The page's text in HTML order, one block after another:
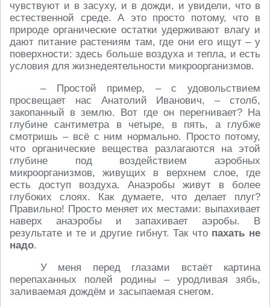
чувствуют и в засуху, и в дожди, и увидели, что в
естественной среде. А это просто потому, что в
природе органические остатки удерживают влагу и
дают питание растениям там, где они его ищут – у
поверхности: здесь больше воздуха и тепла, и есть
условия для жизнедеятельности микроорганизмов.
– Простой пример, – с удовольствием
просвещает нас Анатолий Иванович, – столб,
закопанный в землю. Вот где он перегнивает? На
глубине сантиметра в четыре, в пять, а глубже
смотришь – всё с ним нормально. Просто потому,
что органические вещества разлагаются на этой
глубине под воздействием аэробных
микроорганизмов, живущих в верхнем слое, где
есть доступ воздуха. Анаэробы живут в более
глубоких слоях. Как думаете, что делает плуг?
Правильно! Просто меняет их местами: выпахивает
наверх анаэробы и запахивает аэробы. В
результате и те и другие гибнут. Так что пахать не
надо.
У меня перед глазами встаёт картина
перепаханных полей родины – уродливая зябь,
заливаемая дождём и засыпаемая снегом.